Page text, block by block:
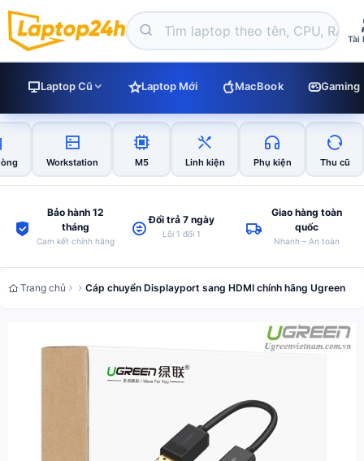
Tài
Laptop Cũ Laptop Mới MacBook Gaming
Workstation M5 Linh kiện Phụ kiện Thu cũ
Bảo hành 12
tháng
Cam kết chính hãng
Đổi trả 7 ngày
Lỗi 1 đổi 1
Giao hàng toàn
quốc
Nhanh – An toàn
Trang chủ Cáp chuyển Displayport sang HDMI chính hãng Ugreen